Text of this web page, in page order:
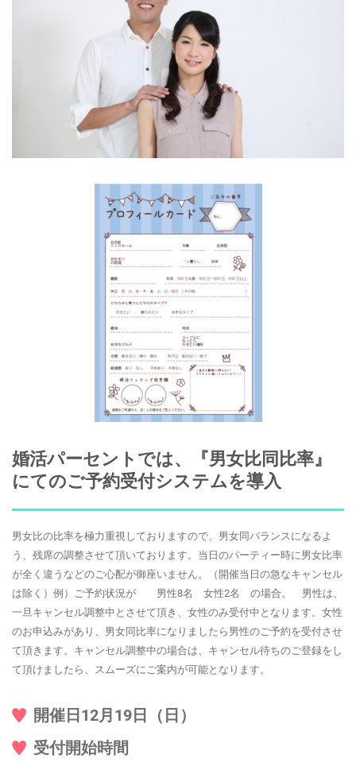
婚活パーセントでは、『男女比同比率』
にてのご予約受付システムを導入
男女比の比率を極力重視しておりますので、男女同バランスになるよ
う、残席の調整させて頂いております。当日のパーティー時に男女比率
が全く違うなどのご心配が御座いません。（開催当日の急なキャンセル
は除く）例）ご予約状況が 男性8名 女性2名 の場合。 男性は、
一旦キャンセル調整中とさせて頂き、女性のみ受付中となります。女性
のお申込みがあり、男女同比率になりましたら男性のご予約を受付させ
て頂きます。キャンセル調整中の場合は、キャンセル待ちのご登録をし
て頂けましたら、スムーズにご案内が可能となります。
開催日12月19日（日）
受付開始時間